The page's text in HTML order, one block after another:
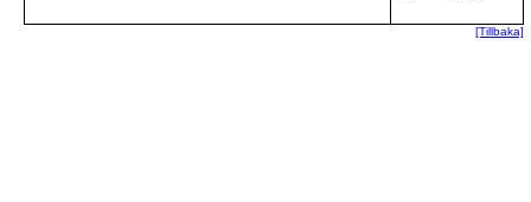
[Tillbaka]